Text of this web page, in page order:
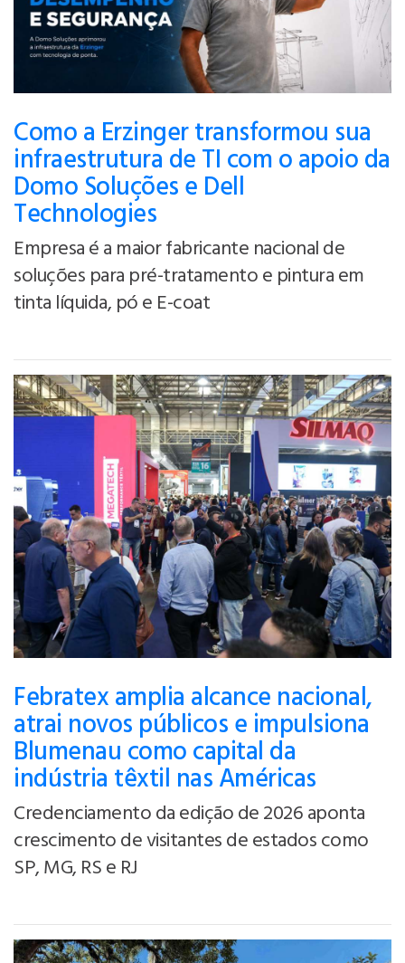
Como a Erzinger transformou sua
infraestrutura de TI com o apoio da
Domo Soluções e Dell
Technologies
Empresa é a maior fabricante nacional de
soluções para pré-tratamento e pintura em
tinta líquida, pó e E-coat
Febratex amplia alcance nacional,
atrai novos públicos e impulsiona
Blumenau como capital da
indústria têxtil nas Américas
Credenciamento da edição de 2026 aponta
crescimento de visitantes de estados como
SP, MG, RS e RJ